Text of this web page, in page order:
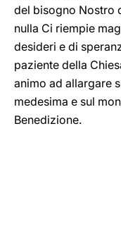
del bisogno Nostro
nulla Ci riempie
desideri e di
paziente della
animo ad allargare
medesima e sul
Benedizione.